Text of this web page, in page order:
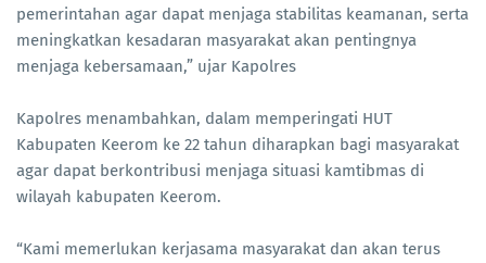
pemerintahan agar dapat menjaga stabilitas keamanan, serta
meningkatkan kesadaran masyarakat akan pentingnya
menjaga kebersamaan,” ujar Kapolres
Kapolres menambahkan, dalam memperingati HUT
Kabupaten Keerom ke 22 tahun diharapkan bagi masyarakat
agar dapat berkontribusi menjaga situasi kamtibmas di
wilayah kabupaten Keerom.
“Kami memerlukan kerjasama masyarakat dan akan terus